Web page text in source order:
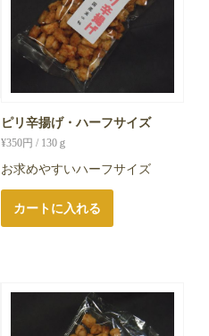
ピリ辛揚げ・ハーフサイズ
¥350円 / 130ｇ
お求めやすいハーフサイズ
カートに入れる